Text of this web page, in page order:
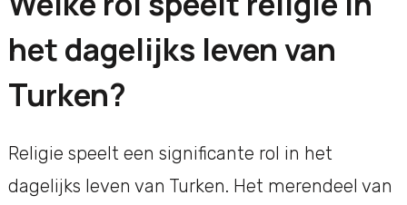
het dagelijks leven van
Turken?
Religie speelt een significante rol in het
dagelijks leven van Turken. Het merendeel van